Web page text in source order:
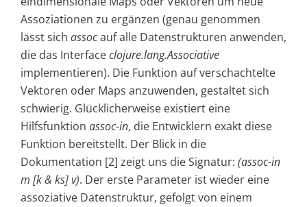
Assoziationen zu ergänzen (genau genommen
lässt sich assocauf alle Datenstrukturen anwenden,
die das Interfaceclojure.lang.Associative
implementieren). Die Funktion auf verschachtelte
Vektoren oder Maps anzuwenden, gestaltet sich
schwierig. Glücklicherweise existiert eine
Hilfsfunktion assoc-in, die Entwicklern exakt diese
Funktion bereitstellt. Der Blick in die
Dokumentation [2] zeigt uns die Signatur: (assoc-in
m [k & ks] v). Der erste Parameter ist wieder eine
assoziative Datenstruktur, gefolgt von einem